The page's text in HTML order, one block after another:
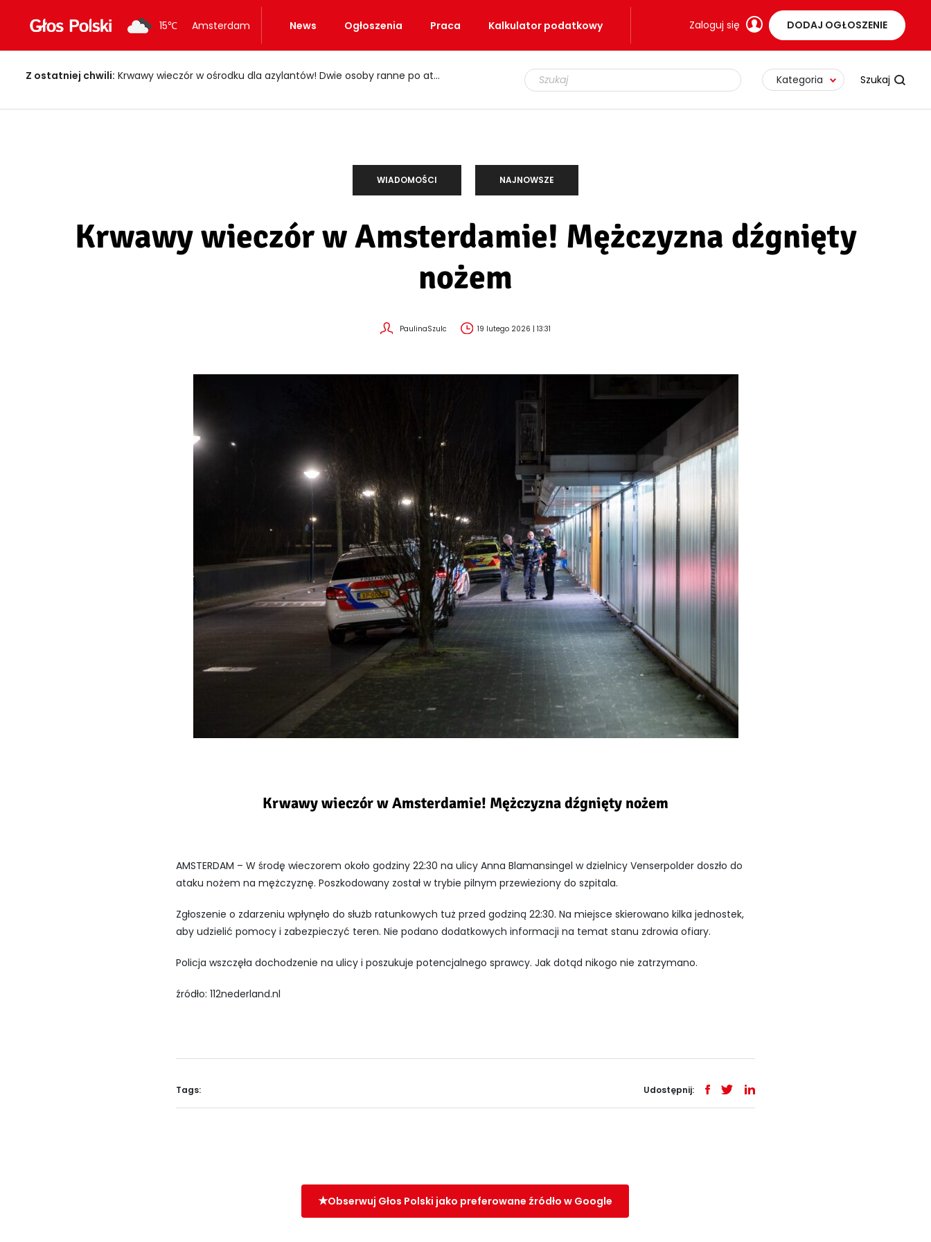
15℃ Amsterdam News Ogłoszenia Praca Kalkulator podatkowy Zaloguj się DODAJ OGŁOSZENIE
Z ostatniej chwili: Krwawy wieczór w ośrodku dla azylantów! Dwie osoby ranne po ataku nożem Kategoria
WIADOMOŚCI NAJNOWSZE
Krwawy wieczór w Amsterdamie! Mężczyzna dźgnięty
nożem
PaulinaSzulc 19 lutego 2026 | 13:31
Krwawy wieczór w Amsterdamie! Mężczyzna dźgnięty nożem
AMSTERDAM – W środę wieczorem około godziny 22:30 na ulicy Anna Blamansingel w dzielnicy Venserpolder doszło do
ataku nożem na mężczyznę. Poszkodowany został w trybie pilnym przewieziony do szpitala.
Zgłoszenie o zdarzeniu wpłynęło do służb ratunkowych tuż przed godziną 22:30. Na miejsce skierowano kilka jednostek,
aby udzielić pomocy i zabezpieczyć teren. Nie podano dodatkowych informacji na temat stanu zdrowia ofiary.
Policja wszczęła dochodzenie na ulicy i poszukuje potencjalnego sprawcy. Jak dotąd nikogo nie zatrzymano.
źródło: 112nederland.nl
Tags: Udostępnij:
Obserwuj Głos Polski jako preferowane źródło w Google